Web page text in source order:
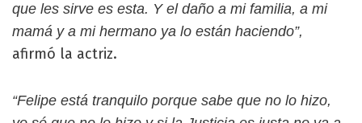
que les sirve es esta. Y el daño a mi familia, a mi
mamá y a mi hermano ya lo están haciendo”,
afirmó la actriz.
“Felipe está tranquilo porque sabe que no lo hizo,